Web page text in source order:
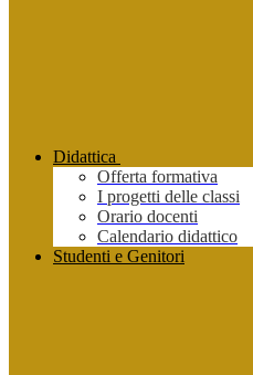
Didattica
Offerta formativa
I progetti delle classi
Orario docenti
Calendario didattico
Studenti e Genitori